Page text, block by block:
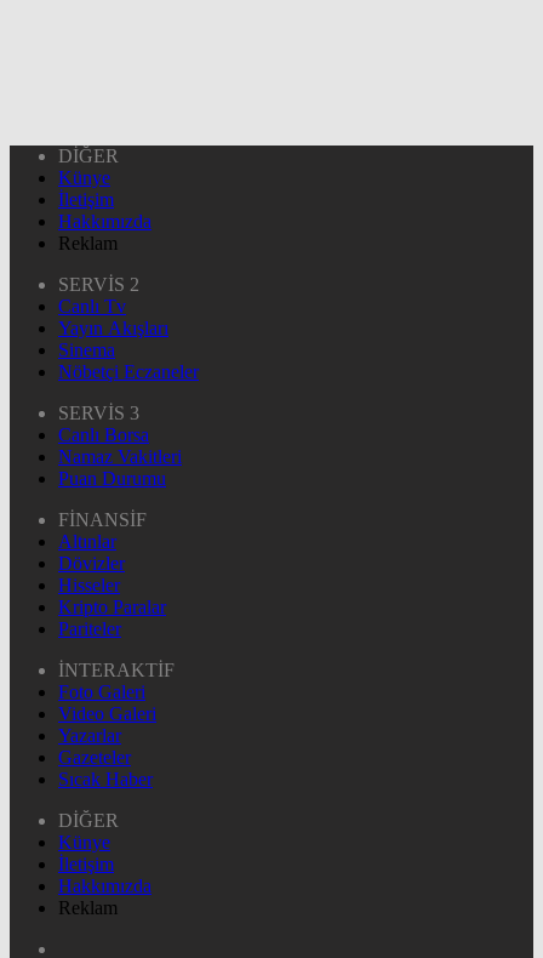
DİĞER
Künye
İletişim
Hakkımızda
Reklam
SERVİS 2
Canlı Tv
Yayın Akışları
Sinema
Nöbetçi Eczaneler
SERVİS 3
Canlı Borsa
Namaz Vakitleri
Puan Durumu
FİNANSİF
Altınlar
Dövizler
Hisseler
Kripto Paralar
Pariteler
İNTERAKTİF
Foto Galeri
Video Galeri
Yazarlar
Gazeteler
Sıcak Haber
DİĞER
Künye
İletişim
Hakkımızda
Reklam